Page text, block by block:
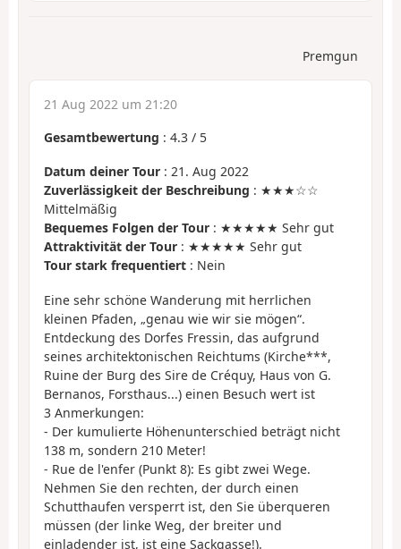
Premgun
21 Aug 2022 um 21:20
Gesamtbewertung : 4.3 / 5
Datum deiner Tour : 21. Aug 2022
Zuverlässigkeit der Beschreibung : ★★★☆☆
Mittelmäßig
Bequemes Folgen der Tour : ★★★★★ Sehr gut
Attraktivität der Tour : ★★★★★ Sehr gut
Tour stark frequentiert : Nein
Eine sehr schöne Wanderung mit herrlichen
kleinen Pfaden, „genau wie wir sie mögen“.
Entdeckung des Dorfes Fressin, das aufgrund
seines architektonischen Reichtums (Kirche***,
Ruine der Burg des Sire de Créquy, Haus von G.
Bernanos, Forsthaus...) einen Besuch wert ist
3 Anmerkungen:
- Der kumulierte Höhenunterschied beträgt nicht
138 m, sondern 210 Meter!
- Rue de l'enfer (Punkt 8): Es gibt zwei Wege.
Nehmen Sie den rechten, der durch einen
Schutthaufen versperrt ist, den Sie überqueren
müssen (der linke Weg, der breiter und
einladender ist, ist eine Sackgasse!).